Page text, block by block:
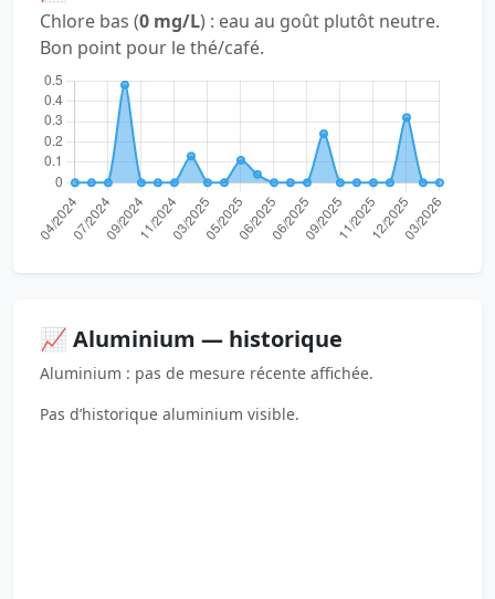
Chlore bas (0 mg/L) : eau au goût plutôt neutre.
Bon point pour le thé/café.
📈 Aluminium — historique
Aluminium : pas de mesure récente affichée.
Pas d’historique aluminium visible.